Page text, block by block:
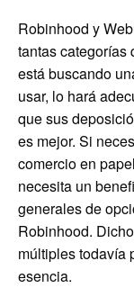
Robinhood y
tantas categorías
está buscando
usar, lo hará
que sus
es mejor. Si
comercio en
necesita un
generales de
Robinhood.
múltiples todavía
esencia.